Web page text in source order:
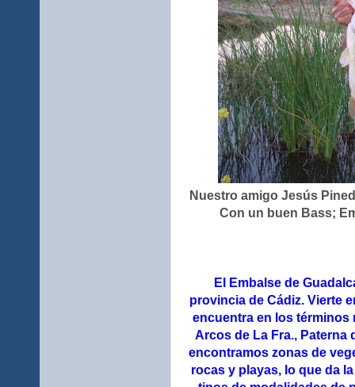
Nuestro amigo Jesús
Con un buen Bass;
El Embalse de
provincia de Cádiz. Vierte
encuentra en los términos
Arcos de La Fra., Paterna
encontramos zonas de
rocas y playas, lo que da